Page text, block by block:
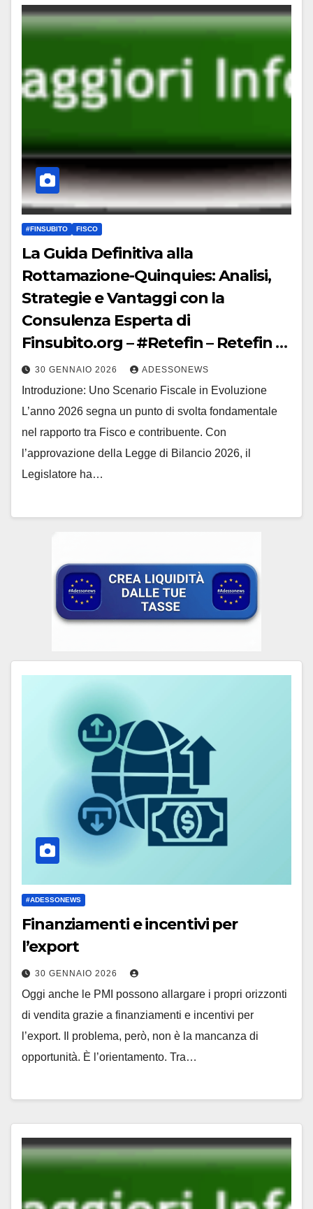
#FINSUBITO FISCO
La Guida Definitiva alla
Rottamazione-Quinquies: Analisi,
Strategie e Vantaggi con la
Consulenza Esperta di
Finsubito.org – #Retefin – Retefin –
#Finsubito – Finsubito –
#Adessonews – #Adessonews –
#Finsubito – Adessonews
30 GENNAIO 2026 ADESSONEWS
Introduzione: Uno Scenario Fiscale in Evoluzione
L’anno 2026 segna un punto di svolta fondamentale
nel rapporto tra Fisco e contribuente. Con
l’approvazione della Legge di Bilancio 2026, il
Legislatore ha…
#ADESSONEWS
Finanziamenti e incentivi per
l’export
30 GENNAIO 2026
Oggi anche le PMI possono allargare i propri orizzonti
di vendita grazie a finanziamenti e incentivi per
l’export. Il problema, però, non è la mancanza di
opportunità. È l’orientamento. Tra…